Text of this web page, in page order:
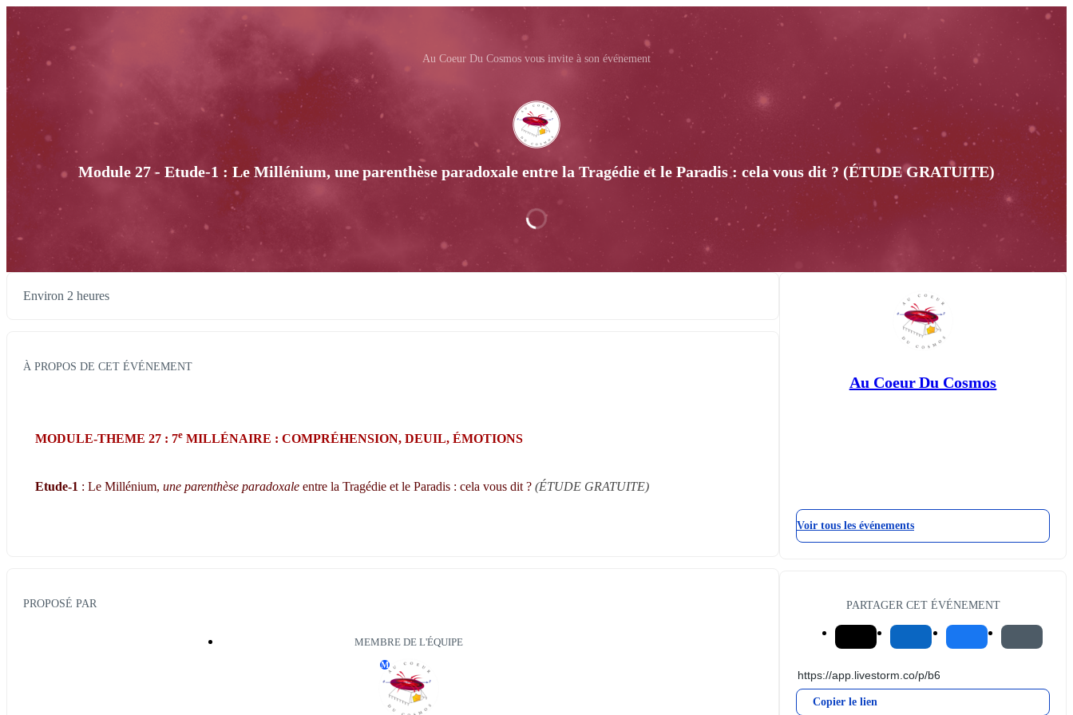
Au Coeur Du Cosmos vous invite à son événement
Module 27 - Etude-1 : Le Millénium, une parenthèse paradoxale entre la Tragédie et le Paradis : cela vous dit ? (ÉTUDE GRATUITE)
Environ 2 heures
À PROPOS DE CET ÉVÉNEMENT
MODULE-THEME 27 : 7e MILLÉNAIRE : COMPRÉHENSION, DEUIL, ÉMOTIONS
Etude-1 : Le Millénium, une parenthèse paradoxale entre la Tragédie et le Paradis : cela vous dit ? (ÉTUDE GRATUITE)
PROPOSÉ PAR
MEMBRE DE L'ÉQUIPE
M
Au Coeur Du Cosmos
Voir tous les événements
PARTAGER CET ÉVÉNEMENT
Copier le lien